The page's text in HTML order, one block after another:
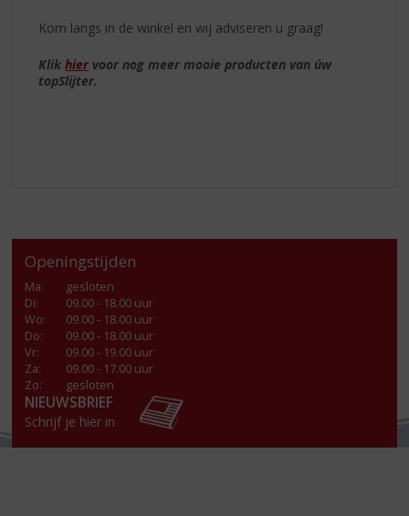
Kom langs in de winkel en wij adviseren u graag!
Klikhier voor nog meer mooie producten van úw
topSlijter.
Openingstijden
Ma:
gesloten
Di:
09.00 - 18.00 uur
Wo:
09.00 - 18.00 uur
Do:
09.00 - 18.00 uur
Vr:
09.00 - 19.00 uur
Za:
09.00 - 17.00 uur
Zo:
gesloten
NIEUWSBRIEF
Schrijf je hier in